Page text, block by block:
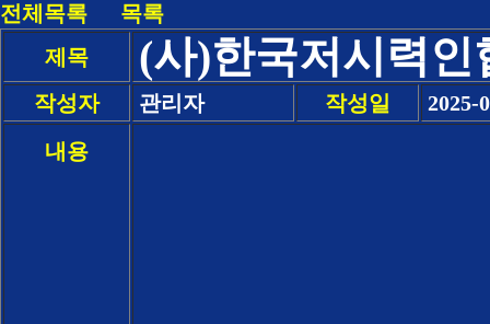
전체목록
목록
제목
(사)한국저시력인
작성자 관리자 작성일
2025-
내용